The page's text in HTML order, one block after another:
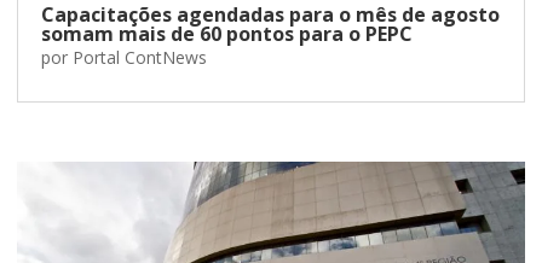
Capacitações agendadas para o mês de agosto
somam mais de 60 pontos para o PEPC
por Portal ContNews